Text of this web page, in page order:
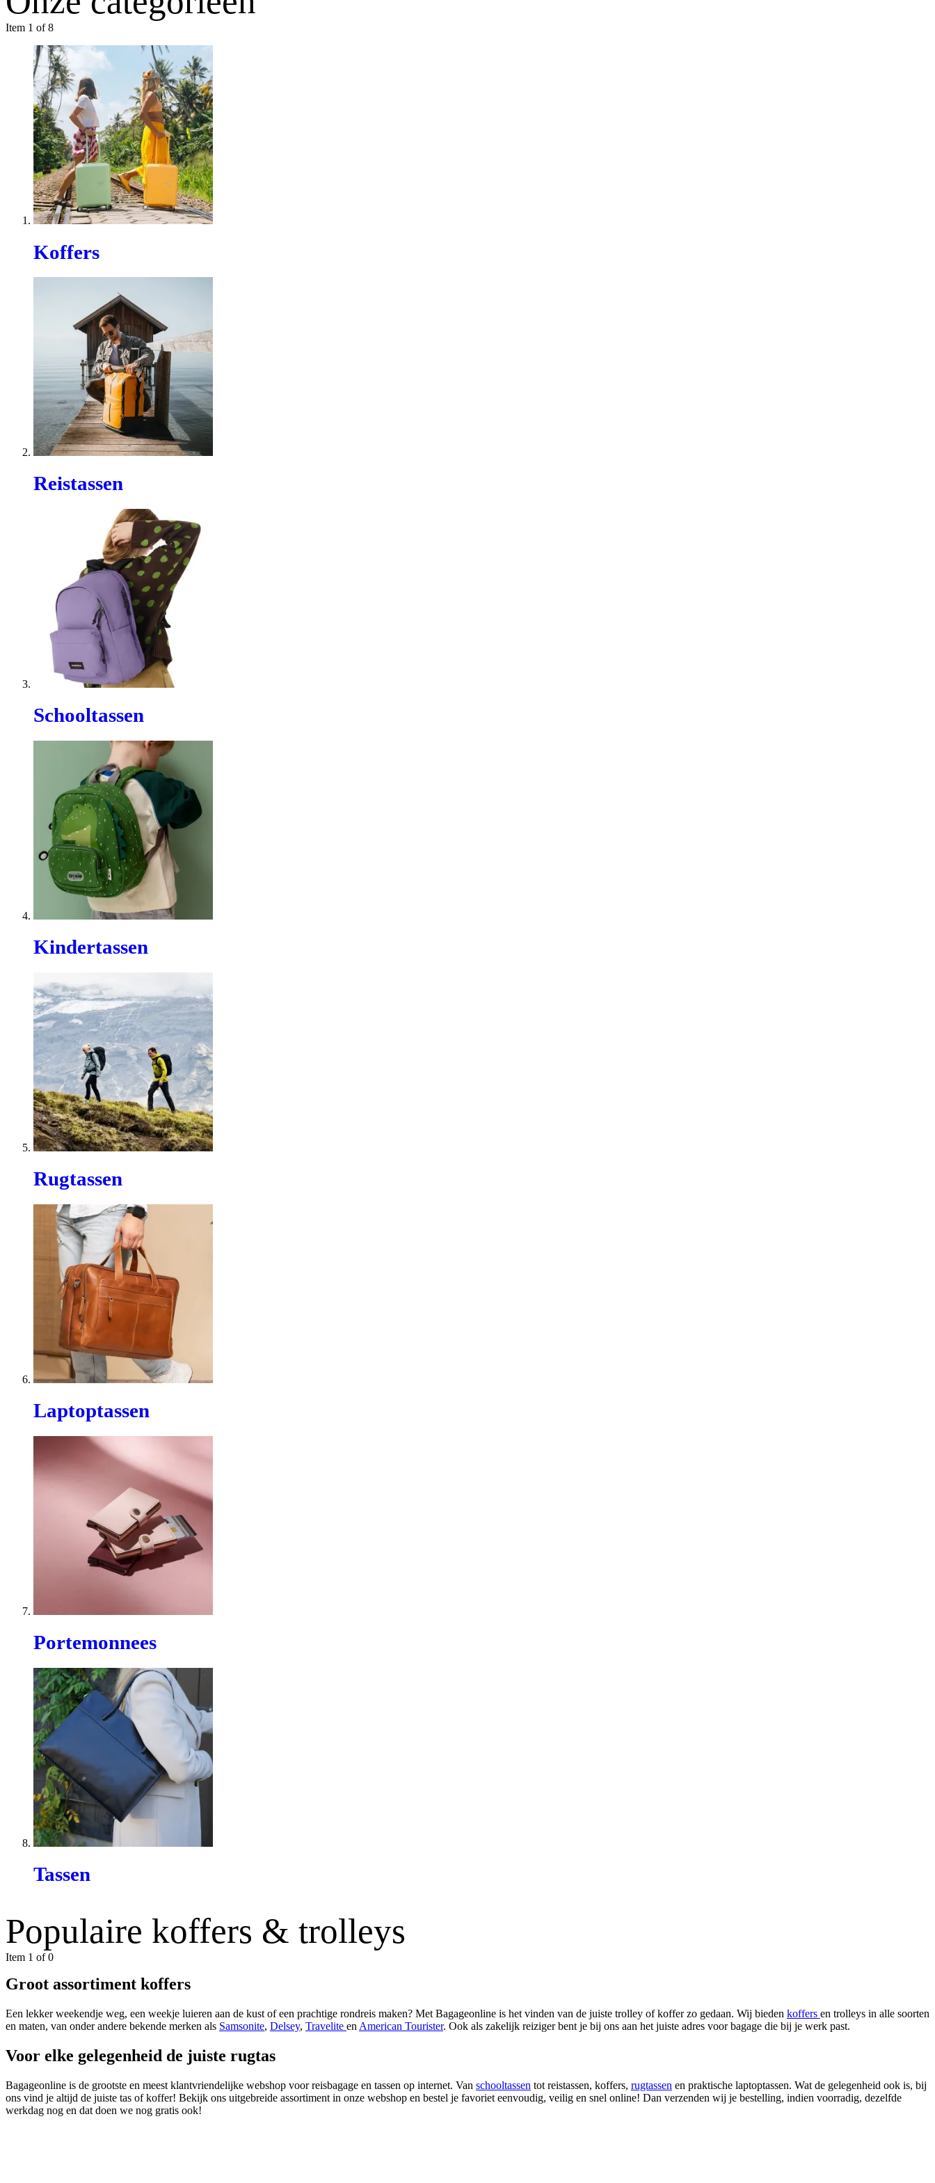
Koffers
Reistassen
Schooltassen
Kindertassen
Rugtassen
Laptoptassen
Portemonnees
Tassen
Item 1 of 8
Populaire koffers & trolleys
Item 1 of 0
Groot assortiment koffers
Een lekker weekendje weg, een weekje luieren aan de kust of een prachtige rondreis maken? Met Bagageonline is het vinden van de juiste trolley of koffer zo gedaan. Wij bieden koffers en trolleys in alle soorten
en maten, van onder andere bekende merken als Samsonite, Delsey, Travelite en American Tourister. Ook als zakelijk reiziger bent je bij ons aan het juiste adres voor bagage die bij je werk past.
Voor elke gelegenheid de juiste rugtas
Bagageonline is de grootste en meest klantvriendelijke webshop voor reisbagage en tassen op internet. Van schooltassen tot reistassen, koffers, rugtassen en praktische laptoptassen. Wat de gelegenheid ook is, bij
ons vind je altijd de juiste tas of koffer! Bekijk ons uitgebreide assortiment in onze webshop en bestel je favoriet eenvoudig, veilig en snel online! Dan verzenden wij je bestelling, indien voorradig, dezelfde
werkdag nog en dat doen we nog gratis ook!